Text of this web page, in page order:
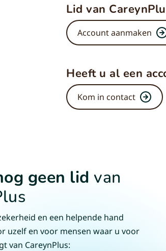
Lid van
Account aanmaken
Heeft u al een
Kom in contact
geen lid van
en een helpende hand
uzelf en voor mensen waar u voor
van CareynPlus: